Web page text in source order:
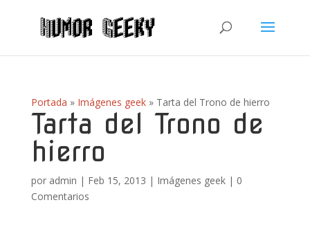
Portada » Imágenes geek» Tarta del Trono de hierro
Tarta del Trono de
hierro
por admin | Feb 15, 2013 | Imágenes geek| 0
Comentarios